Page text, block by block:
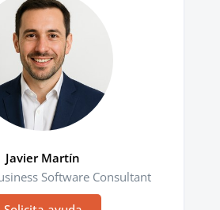
Javier Martín
Software Consultant